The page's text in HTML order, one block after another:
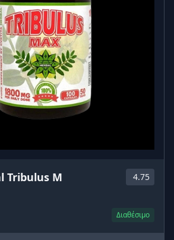
Tribulus M 4.75
Διαθέσιμο